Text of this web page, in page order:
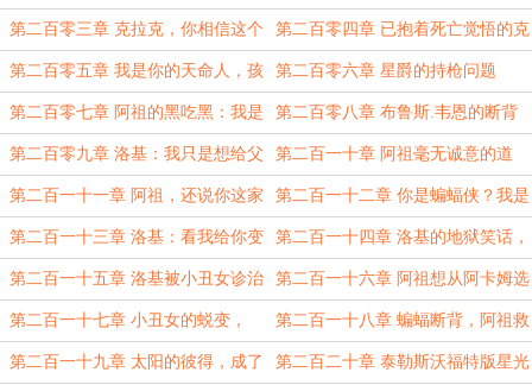
儿不小心打死了
第二百零三章 克拉克，你相信这个
世界上有会飞的人吗？
第二百零四章 已抱着死亡觉悟的克
拉克
第二百零五章 我是你的天命人，孩
子
第二百零六章 星爵的持枪问题
第二百零七章 阿祖的黑吃黑：我是
个好人
第二百零八章 布鲁斯.韦恩的断背
痛楚
第二百零九章 洛基：我只是想给父
亲攒点养老金
第二百一十章 阿祖毫无诚意的道
歉，好弱的神
第二百一十一章 阿祖，还说你这家
伙不会抽烟？
第二百一十二章 你是蝙蝠侠？我是
罗宾？！
第二百一十三章 洛基：看我给你变
个魔术，女孩
第二百一十四章 洛基的地狱笑话，
阿祖阿卡姆悟道
第二百一十五章 洛基被小丑女诊治
心理
第二百一十六章 阿祖想从阿卡姆选
拔七人组
第二百一十七章 小丑女的蜕变，
干儿子危机！
第二百一十八章 蝙蝠断背，阿祖救
援
第二百一十九章 太阳的彼得，成了 第二百二十章 泰勒斯沃福特版星光